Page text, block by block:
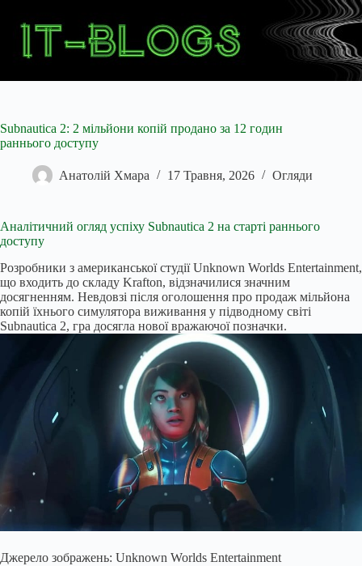
Subnautica 2: 2 мільйони копій продано за 12 годин
раннього доступу
Анатолій Хмара 17 Травня, 2026 Огляди
Аналітичний огляд успіху Subnautica 2 на старті раннього
доступу
Розробники з американської студії Unknown Worlds Entertainment,
що входить до складу Krafton, відзначилися значним
досягненням. Невдовзі після оголошення про продаж мільйона
копій їхнього симулятора виживання у підводному світі
Subnautica 2, гра досягла нової вражаючої позначки.
Джерело зображень: Unknown Worlds Entertainment